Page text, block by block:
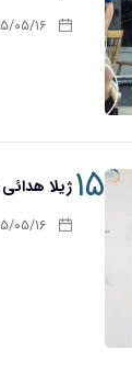
۱۴۰۵/۰۵/۱۶
۱۵ژیلا
۱۴۰۵/۰۵/۱۶